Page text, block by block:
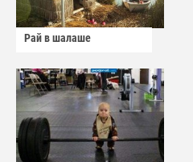
Рай в шалаше